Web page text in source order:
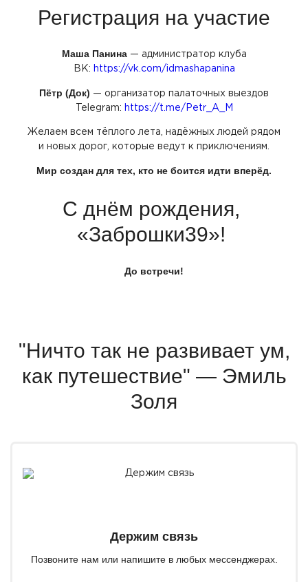
Регистрация на участие
Маша Панина— администратор клуба
ВК: https://vk.com/idmashapanina
Пётр (Док) — организатор палаточных выездов
Telegram: https://t.me/Petr_A_M
Желаем всем тёплого лета, надёжных людей рядом
и новых дорог, которые ведут к приключениям.
Мир создан для тех, кто не боится идти вперёд.
С днём рождения,
«Заброшки39»!
До встречи!
"Ничто так не развивает ум,
как путешествие" — Эмиль
Золя
Держим связь
Позвоните нам или напишите в любых мессенджерах.